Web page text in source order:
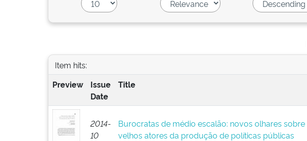
Item hits:
Preview
Issue
Date
Title
2014-
10
Burocratas de médio escalão: novos olhares sobre
velhos atores da produção de políticas públicas